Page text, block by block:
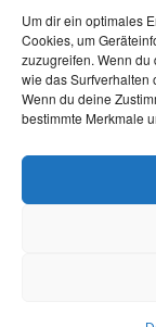
Um dir ein optimales
Cookies, um
zuzugreifen. Wenn du
wie das Surfverhalten
Wenn du deine
bestimmte Merkmale
Impressum
PARTNER